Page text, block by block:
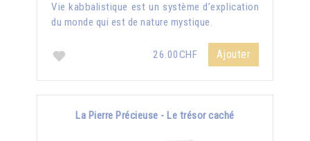
Vie kabbalistique est un système d’explication
du monde qui est de nature mystique.
26.00CHF Ajouter
La Pierre Précieuse - Le trésor caché